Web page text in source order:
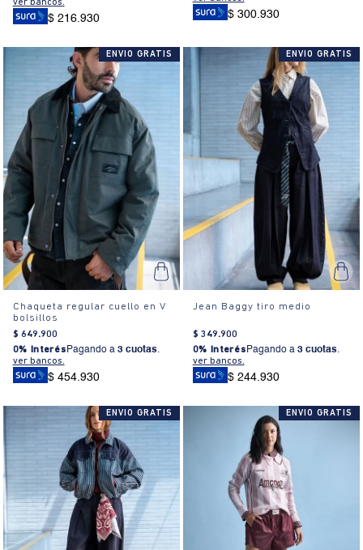
ver bancos.
$ 216.930 $ 300.930
ENVIO GRATIS
Chaqueta regular cuello en V
bolsillos
$ 649.900
0% Interés Pagando a 3 cuotas.
ver bancos.
$ 454.930
ENVIO GRATIS
Jean Baggy tiro medio
$ 349.900
0% Interés Pagando a 3 cuotas.
ver bancos.
$ 244.930
ENVIO GRATIS ENVIO GRATIS